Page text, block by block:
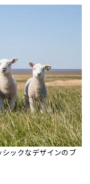
ックなデザインのブ